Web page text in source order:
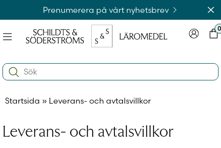
Prenumerera på vårt nyhetsbrev
Meny
0
Search:
Startsida » Leverans- och avtalsvillkor
Leverans- och avtalsvillkor